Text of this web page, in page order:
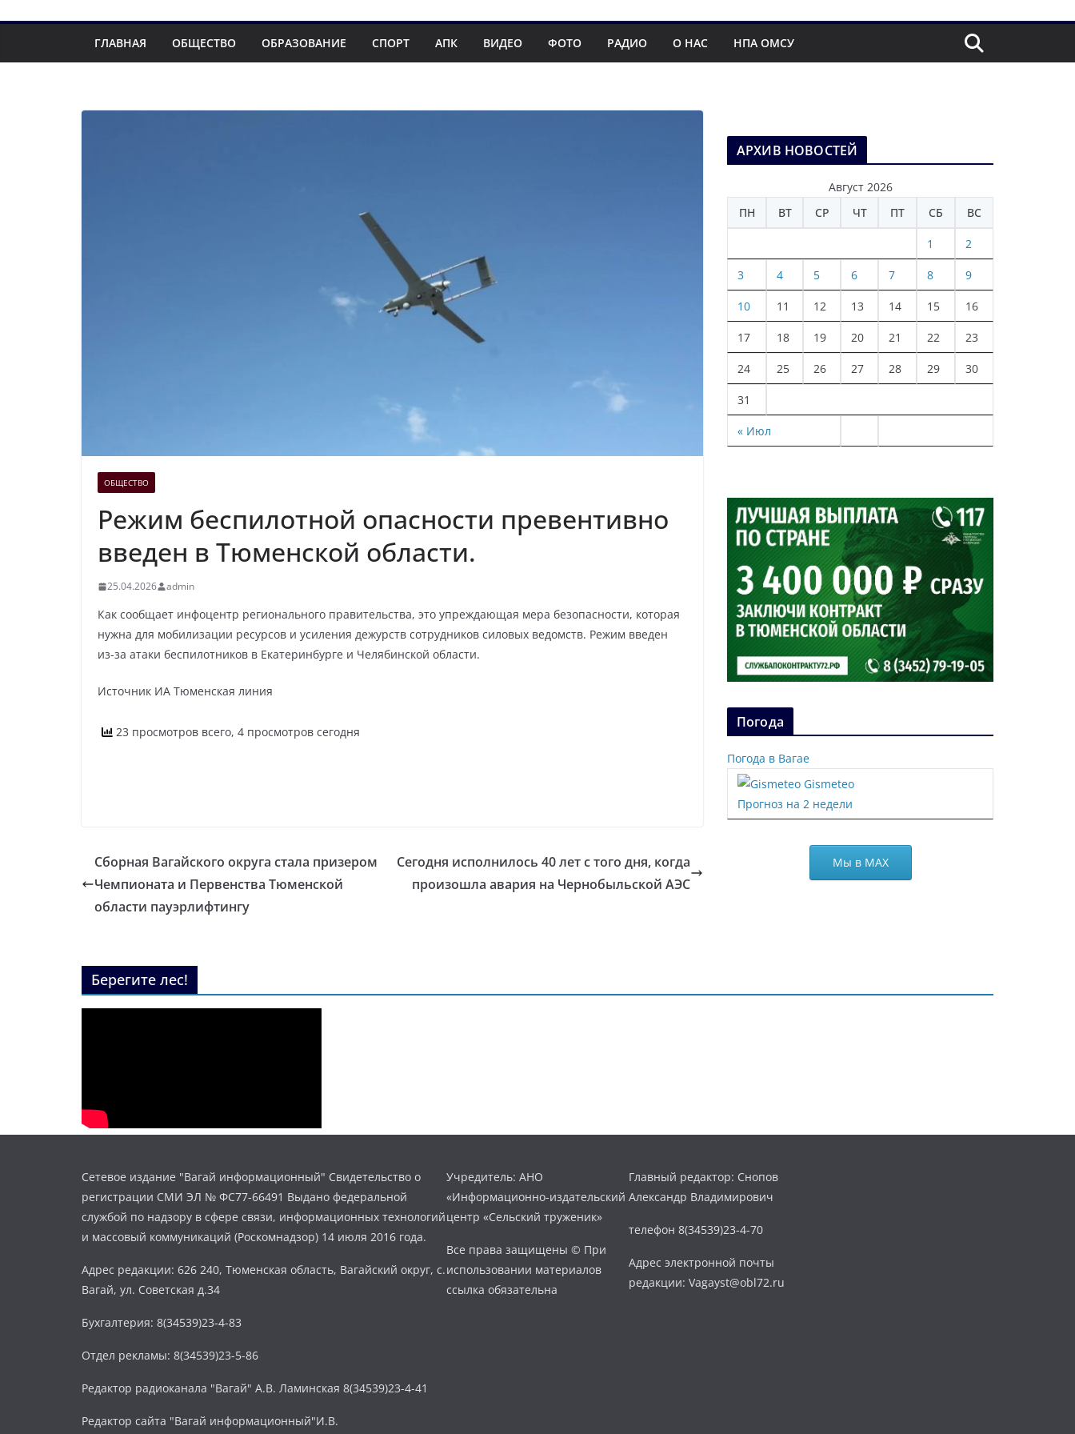
ГЛАВНАЯ ОБЩЕСТВО ОБРАЗОВАНИЕ СПОРТ АПК ВИДЕО ФОТО РАДИО О НАС НПА ОМСУ
ОБЩЕСТВО
Режим беспилотной опасности превентивно
введен в Тюменской области.
25.04.2026 admin
Как сообщает инфоцентр регионального правительства, это упреждающая мера безопасности, которая
нужна для мобилизации ресурсов и усиления дежурств сотрудников силовых ведомств. Режим введен
из-за атаки беспилотников в Екатеринбурге и Челябинской области.
Источник ИА Тюменская линия
23 просмотров всего, 4 просмотров сегодня
Сборная Вагайского округа стала призером
Чемпионата и Первенства Тюменской
области пауэрлифтингу
Сегодня исполнилось 40 лет с того дня, когда
произошла авария на Чернобыльской АЭС
АРХИВ НОВОСТЕЙ
Август 2026
ПН
ВТ СР ЧТ ПТ СБ ВС
« Июл
1 2
3 4 5 6 7 8 9
10 11 12 13 14 15 16
17 18 19 20 21 22 23
24 25 26 27 28 29 30
31
Погода
Погода в Вагае
Gismeteo
Прогноз на 2 недели
Мы в МАХ
Берегите лес!
Сетевое издание "Вагай информационный" Свидетельство о
регистрации СМИ ЭЛ № ФС77-66491 Выдано федеральной
службой по надзору в сфере связи, информационных технологий
и массовый коммуникаций (Роскомнадзор) 14 июля 2016 года.
Адрес редакции: 626 240, Тюменская область, Вагайский округ, с.
Вагай, ул. Советская д.34
Бухгалтерия: 8(34539)23-4-83
Отдел рекламы: 8(34539)23-5-86
Редактор радиоканала "Вагай" А.В. Ламинская 8(34539)23-4-41
Редактор сайта "Вагай информационный"И.В.
Учредитель: АНО
«Информационно-издательский
центр «Сельский труженик»
Все права защищены © При
использовании материалов
ссылка обязательна
Главный редактор: Снопов
Александр Владимирович
телефон 8(34539)23-4-70
Адрес электронной почты
редакции: Vagayst@obl72.ru